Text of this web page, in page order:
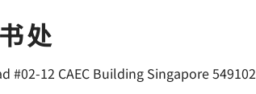
处
#02-12 CAEC Building Singapore 549102